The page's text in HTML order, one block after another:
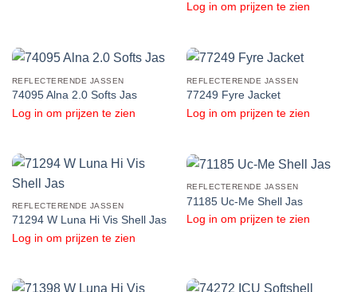
Log in om prijzen te zien
REFLECTERENDE JASSEN
74095 Alna 2.0 Softs Jas
Log in om prijzen te zien
REFLECTERENDE JASSEN
77249 Fyre Jacket
Log in om prijzen te zien
REFLECTERENDE JASSEN
71294 W Luna Hi Vis Shell Jas
Log in om prijzen te zien
REFLECTERENDE JASSEN
71185 Uc-Me Shell Jas
Log in om prijzen te zien